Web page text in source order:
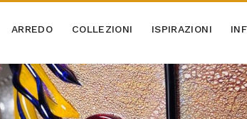
ARREDO COLLEZIONI ISPIRAZIONI